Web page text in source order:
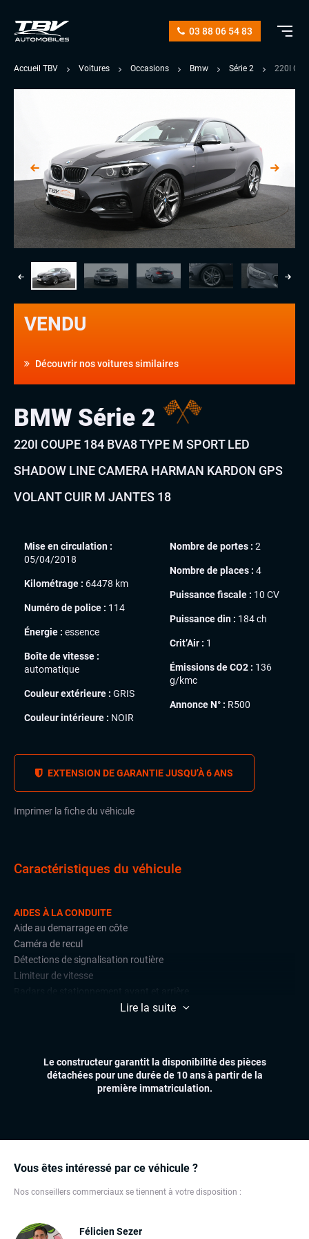
03 88 06 54 83
Accueil TBV Voitures Occasions Bmw Série 2 220I
VENDU
Découvrir nos voitures similaires
BMW Série 2
220I COUPE 184 BVA8 TYPE M SPORT LED
SHADOW LINE CAMERA HARMAN KARDON GPS
VOLANT CUIR M JANTES 18
Mise en circulation :
05/04/2018
Kilométrage : 64478 km
Numéro de police : 114
Énergie : essence
Boîte de vitesse :
automatique
Couleur extérieure : GRIS
Couleur intérieure : NOIR
Nombre de portes : 2
Nombre de places : 4
Puissance fiscale : 10 CV
Puissance din : 184 ch
Crit’Air : 1
Émissions de CO2 : 136
g/kmc
Annonce N° : R500
EXTENSION DE GARANTIE JUSQU’À 6 ANS
Imprimer la fiche du véhicule
Vous êtes intéressé par ce véhicule ?
Nos conseillers commerciaux se tiennent à votre disposition :
Félicien Sezer
Caractéristiques du véhicule
AIDES À LA CONDUITE
Aide au demarrage en côte
Caméra de recul
Détections de signalisation routière
Limiteur de vitesse
Démarrage mains libres
Essuie-glaces automatiques
ÉLECTRONIQUE
Dynamic Select, Drive Select (sélection du mode de conduite)
GPS
Prise USB
Lire la suite
Le constructeur garantit la disponibilité des pièces
détachées pour une durée de 10 ans à partir de la
première immatriculation.